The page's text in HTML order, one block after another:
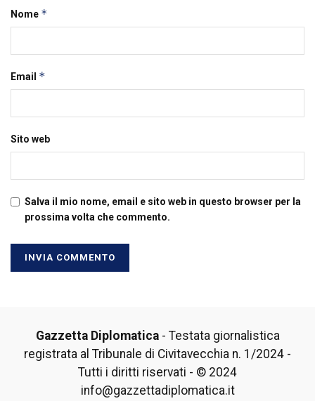
Nome *
Email *
Sito web
Salva il mio nome, email e sito web in questo browser per la
prossima volta che commento.
Gazzetta Diplomatica- Testata giornalistica
registrata al Tribunale di Civitavecchia n. 1/2024 -
Tutti i diritti riservati - © 2024
info@gazzettadiplomatica.it